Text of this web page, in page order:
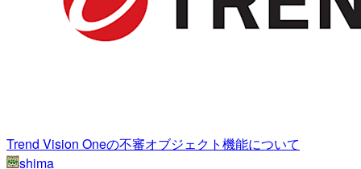
Trend Vision Oneの不審オブジェクト機能について
shima